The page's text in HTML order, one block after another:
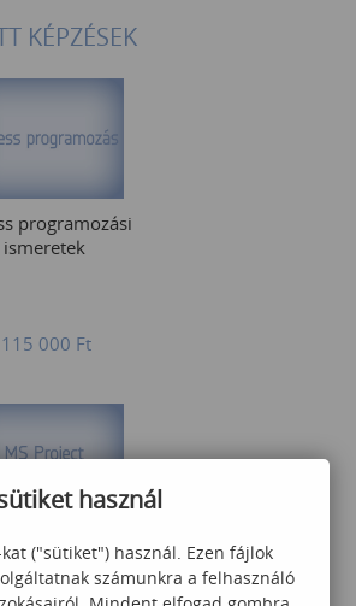
KÉPZÉSEK
programozási
ismeretek
115 000 Ft
Project alap
használ
("sütiket") használ. Ezen fájlok
számunkra a felhasználó